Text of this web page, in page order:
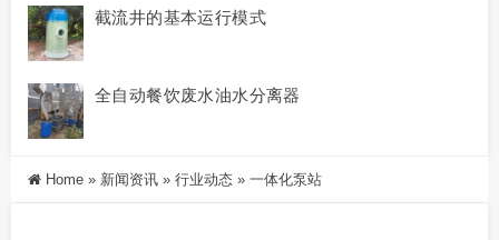
截流井的基本运行模式
全自动餐饮废水油水分离器
Home » 新闻资讯 » 行业动态 » 一体化泵站